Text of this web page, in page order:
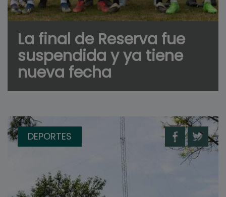
La final de Reserva fue
suspendida y ya tiene
nueva fecha
DEPORTES